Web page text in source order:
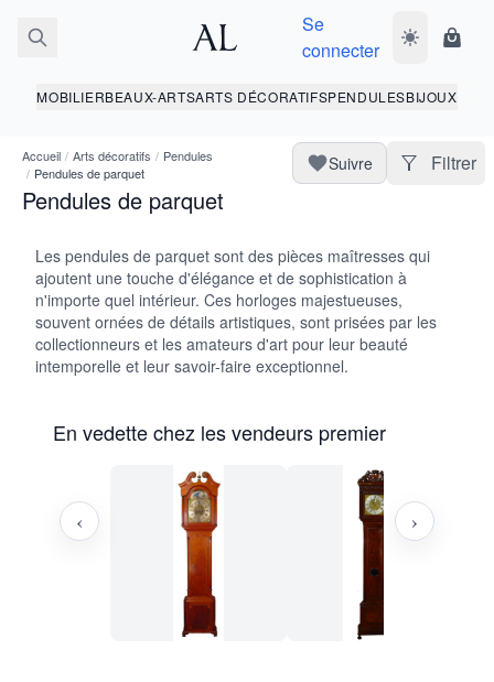
Se
connecter
Basculer le
MOBILIERBEAUX-ARTSARTS DÉCORATIFSPENDULESBIJOUX
Accueil / Arts décoratifs / Pendules
/ Pendules de parquet
Pendules de parquet
Suivre Filtrer
Les pendules de parquet sont des pièces maîtresses qui
ajoutent une touche d'élégance et de sophistication à
n'importe quel intérieur. Ces horloges majestueuses,
souvent ornées de détails artistiques, sont prisées par les
collectionneurs et les amateurs d'art pour leur beauté
intemporelle et leur savoir-faire exceptionnel.
En vedette chez les vendeurs premier
‹ ›